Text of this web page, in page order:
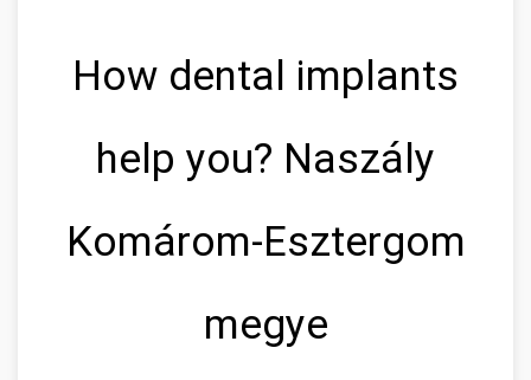
How dental implants
help you? Naszály
Komárom-Esztergom
megye